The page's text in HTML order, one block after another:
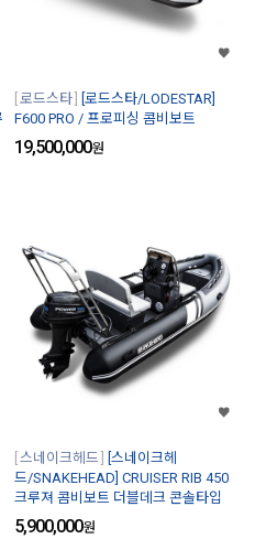
로드스타
[로드스타/LODESTAR]
F600 PRO / 프로피싱 콤비보트
19,500,000원
스네이크헤드
[스네이크헤
드/SNAKEHEAD] CRUISER RIB 450
크루져 콤비보트 더블데크 콘솔타입
5,900,000원